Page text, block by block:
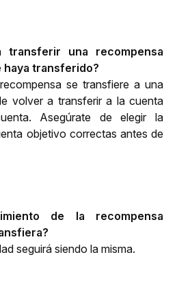
transferir una recompensa
haya transferido?
se transfiere a una
volver a transferir a la cuenta
Asegúrate de elegir la
objetivo correctas antes de
de la recompensa
seguirá siendo la misma.